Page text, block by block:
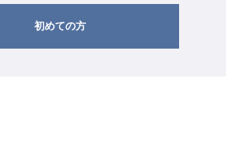
初めての方